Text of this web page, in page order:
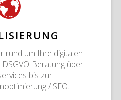
rund um Ihre digitalen
Beratung über
bis zur
/ SEO.